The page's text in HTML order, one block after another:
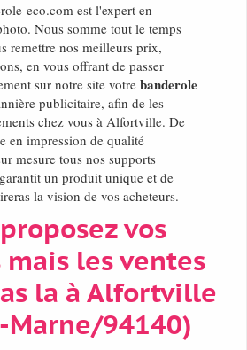
eco.com est l'expert en
Nous somme tout le temps
remettre nos meilleurs prix,
en vous offrant de passer
sur notre site votre banderole
publicitaire, afin de les
chez vous à Alfortville. De
en impression de qualité
mesure tous nos supports
un produit unique et de
la vision de vos acheteurs.
vos
les ventes
la à Alfortville
Marne/94140)